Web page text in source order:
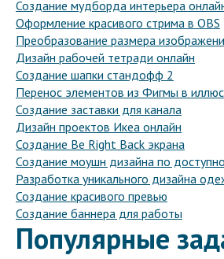
Создание мудборда интерьера
Оформление красивого стрима в OBS
Преобразование размера
Дизайн рабочей тетради онлайн
Создание шапки стандофф 2
Перенос элементов из Фигмы в
Создание заставки для канала
Дизайн проектов Икеа онлайн
Создание Be Right Back экрана
Создание моушн дизайна по
Разработка уникального дизайна
Создание красивого превью
Создание баннера для работы
Популярные